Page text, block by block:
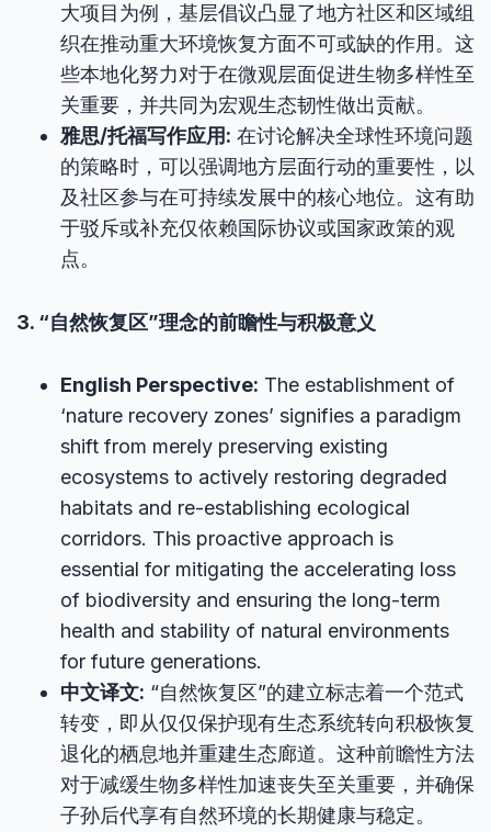
大项目为例，基层倡议凸显了地方社区和区域组
织在推动重大环境恢复方面不可或缺的作用。这
些本地化努力对于在微观层面促进生物多样性至
关重要，并共同为宏观生态韧性做出贡献。
雅思/托福写作应用: 在讨论解决全球性环境问题
的策略时，可以强调地方层面行动的重要性，以
及社区参与在可持续发展中的核心地位。这有助
于驳斥或补充仅依赖国际协议或国家政策的观
点。
3. “自然恢复区”理念的前瞻性与积极意义
English Perspective: The establishment of
‘nature recovery zones’ signifies a paradigm
shift from merely preserving existing
ecosystems to actively restoring degraded
habitats and re-establishing ecological
corridors. This proactive approach is
essential for mitigating the accelerating loss
of biodiversity and ensuring the long-term
health and stability of natural environments
for future generations.
中文译文: “自然恢复区”的建立标志着一个范式
转变，即从仅仅保护现有生态系统转向积极恢复
退化的栖息地并重建生态廊道。这种前瞻性方法
对于减缓生物多样性加速丧失至关重要，并确保
子孙后代享有自然环境的长期健康与稳定。